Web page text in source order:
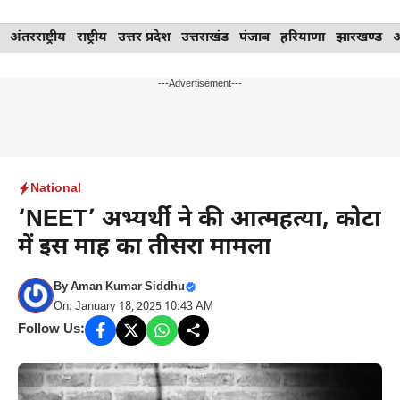
Skip
to
अंतरराष्ट्रीय राष्ट्रीय उत्तर प्रदेश उत्तराखंड पंजाब हरियाणा झारखण्ड
---Advertisement---
National
‘NEET’ अभ्यर्थी ने की आत्महत्या, कोटा
में इस माह का तीसरा मामला
ByAman Kumar Siddhu
On: January 18, 2025 10:43 AM
Follow Us: